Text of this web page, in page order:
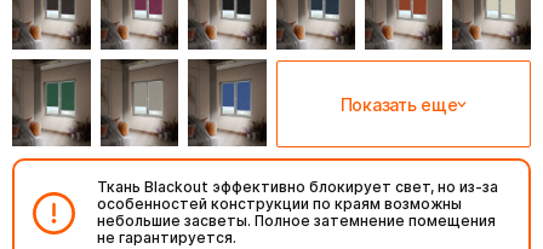
Показать еще
Ткань Blackout эффективно блокирует свет, но из-за
особенностей конструкции по краям возможны
небольшие засветы. Полное затемнение помещения
не гарантируется.